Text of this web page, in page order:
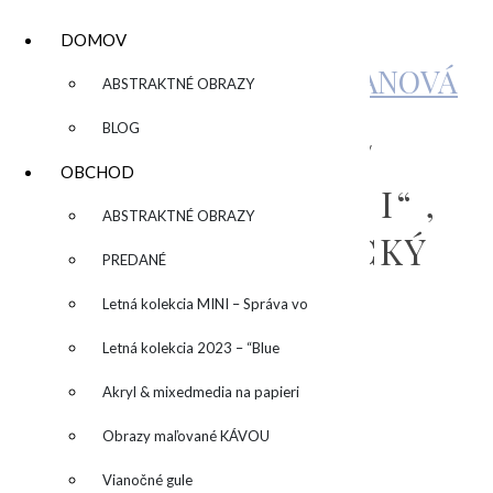
DOMOV
▼ ABSTRAKTNÉ OBRAZY
BLOG
OBCHOD
▼ ABSTRAKTNÉ OBRAZY
PREDANÉ
Letná kolekcia MINI – Správa vo
fľaši
Letná kolekcia 2023 – “Blue
SUN” – “Modré slnko”
Akryl & mixedmedia na papieri
Obrazy maľované KÁVOU
Vianočné gule
KATARÍNA SUJOVÁ KALMANOVÁ
“CORAL BREEZE I”/
„KORALOVÝ VÁNOK I“ ,
80×60 CM, PLASTICKÝ
OBRAZ NA
RECYKLOVANOM
PLÁTNE